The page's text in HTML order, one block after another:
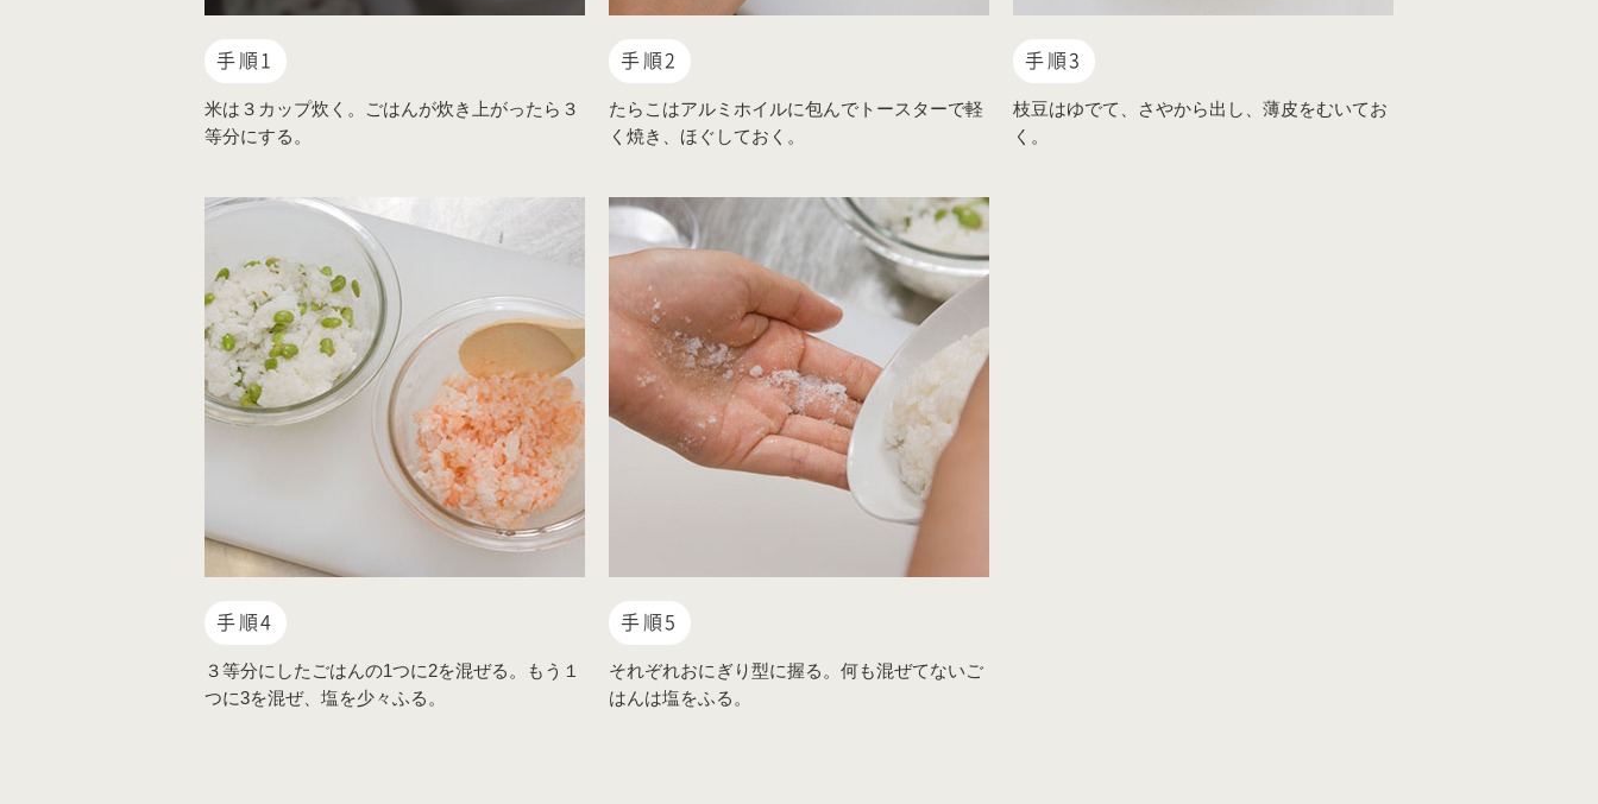
手順1
米は３カップ炊く。ごはんが炊き上がったら３
等分にする。
手順2
たらこはアルミホイルに包んでトースターで軽
く焼き、ほぐしておく。
手順3
枝豆はゆでて、さやから出し、薄皮をむいてお
く。
手順4
３等分にしたごはんの1つに2を混ぜる。もう１
つに3を混ぜ、塩を少々ふる。
手順5
それぞれおにぎり型に握る。何も混ぜてないご
はんは塩をふる。